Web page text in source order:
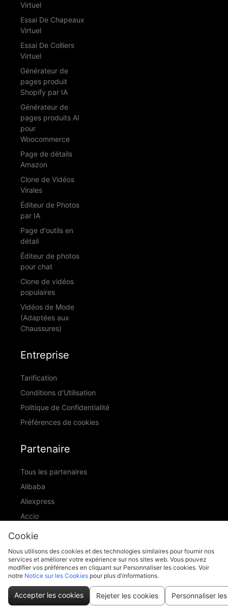
Virtuel
Essai De Chapeaux
Virtuel
Essai De Colliers
Virtuel
Générateur de
pages produit
Shopify par IA
Générateur de
pages produits AI
pour
Woocommerce
Page de détails
Amazon
Clone de Vidéos
Virales
Éditeur de Photos
par IA
Page d'outils en
détail
Éditeur de photos
pour chat
Clone de vidéos
populaires
Vidéos de Mode
(Adaptées aux
Chaussures)
Entreprise
Tarification
Conditions d'Utilisation
Politique de Confidentialité
Préférences de cookies
Partenaire
Tous les partenaires
Alibaba
Aliexpress
Accio
ID Ranking
support@piccopilot.com
Cookie
Nous utilisons des cookies et des technologies similaires pour fournir nos
services et améliorer votre expérience sur nos sites web. Vous pouvez
modifier vos préférences en cliquant sur Personnaliser les cookies. Voir
notre Notice sur les Cookies pour plus d'informations.
Accepter les cookies Rejeter les cookies Personnaliser